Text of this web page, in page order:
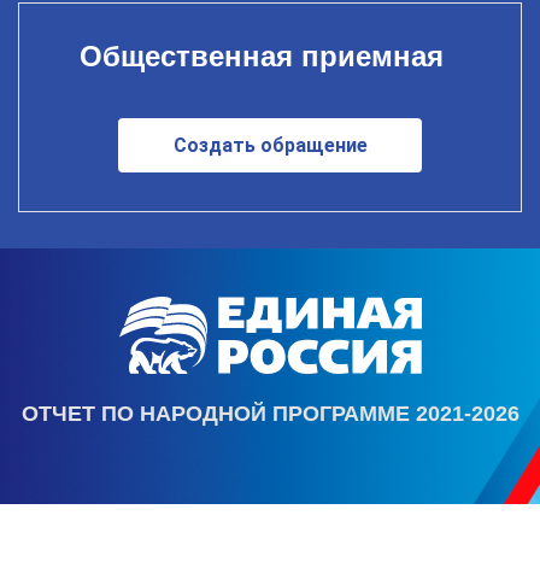
Общественная приемная
Создать обращение
ОТЧЕТ ПО НАРОДНОЙ ПРОГРАММЕ 2021-2026